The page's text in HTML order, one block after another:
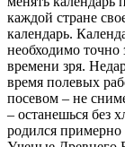
каждой стране
календарь.
необходимо точно
времени зря.
время полевых
посевом – не
– останешься без
родился примерно